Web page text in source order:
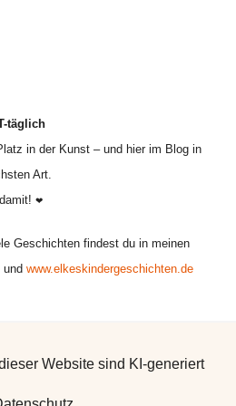
täglich
in der Kunst – und hier im Blog in
Art.
❤
Geschichten findest du in meinen
und www.elkeskindergeschichten.de
Website sind KI-generiert